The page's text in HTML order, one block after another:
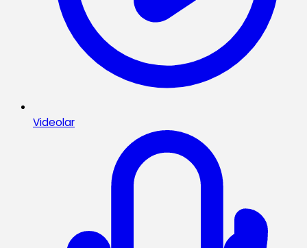
Videolar